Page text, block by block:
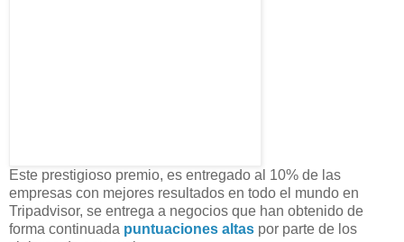
Este prestigioso premio, es entregado al 10% de las
empresas con mejores resultados en todo el mundo en
Tripadvisor, se entrega a negocios que han obtenido de
forma continuada puntuaciones altas por parte de los